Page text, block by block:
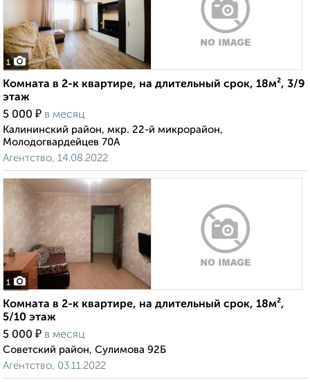
1
Комната в 2-к квартире, на длительный срок, 18м², 3/9
этаж
5 000 ₽ в месяц
Калининский район, мкр. 22-й микрорайон,
Молодогвардейцев 70А
Агентство, 14.08.2022
1
Комната в 2-к квартире, на длительный срок, 18м²,
5/10 этаж
5 000 ₽ в месяц
Советский район, Сулимова 92Б
Агентство, 03.11.2022